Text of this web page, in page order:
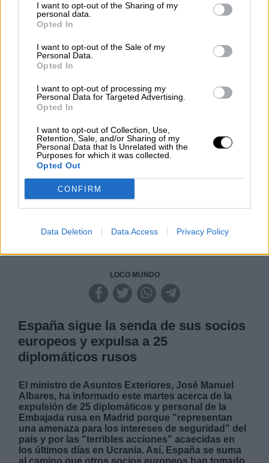
I want to opt-out of the Sharing of my
personal data.
Opted In
I want to opt-out of the Sale of my
Personal Data.
Opted In
I want to opt-out of processing my
Personal Data for Targeted Advertising.
Opted In
I want to opt-out of Collection, Use,
Retention, Sale, and/or Sharing of my
Personal Data that Is Unrelated with the
Purposes for which it was collected.
Opted Out
CONFIRM
Data Deletion Data Access Privacy Policy
en Construcción
Por Álvaro Frutos Rosado y Gabinete
Carlos Miranda
mi pesadilla
Por María Pérez Herrero
NOTICIAS MAS VISTAS
LOCO MUNDO
España sigue la senda de sus socios
europeos y expulsa a 25
diplomáticos rusos
El ministro de Asuntos Exteriores, José Manuel
Albares, ha informado este martes acerca de la
expulsión de 25 diplomáticos y personal de la
Embajada rusa en Madrid porque "representan
una amenaza para los intereses de seguridad" del
país y por las "terribles acciones" acaecidas en
los últimos días en Ucrania. Así, España se suma
al camino que otros socios europeos han tomado